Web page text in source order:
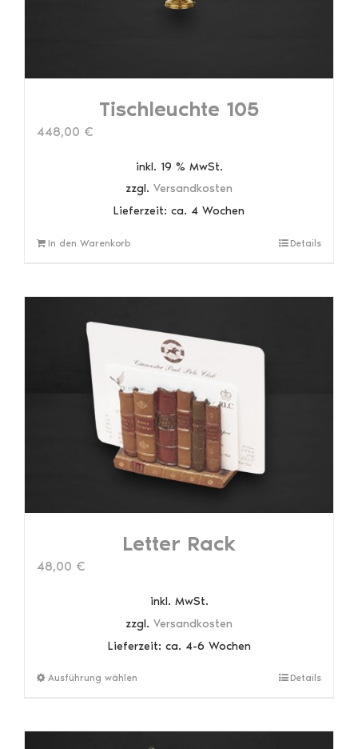
Tischleuchte 105
448,00 €
inkl. 19 % MwSt.
zzgl. Versandkosten
Lieferzeit: ca. 4 Wochen
In den Warenkorb Details
Letter Rack
48,00 €
inkl. MwSt.
zzgl. Versandkosten
Lieferzeit: ca. 4-6 Wochen
Ausführung wählen
mehrere
Details